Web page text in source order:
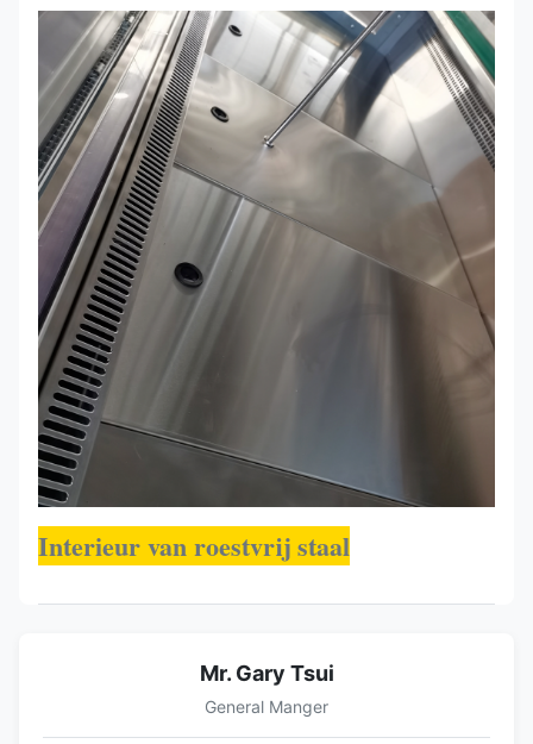
Interieur van roestvrij staal
Mr. Gary Tsui
General Manger